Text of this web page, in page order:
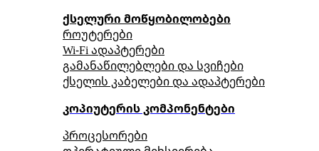
ქსელური მოწყობილობები
როუტერები
Wi-Fi ადაპტერები
გამანაწილებლები და სვიჩები
ქსელის კაბელები და ადაპტერები
კოპიუტერის კომპონენტები
პროცესორები